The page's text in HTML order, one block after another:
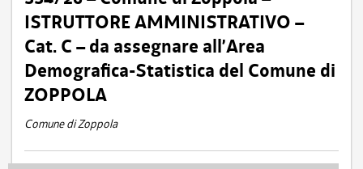
ISTRUTTORE AMMINISTRATIVO –
Cat. C – da assegnare all’Area
Demografica-Statistica del Comune di
ZOPPOLA
Comune di Zoppola